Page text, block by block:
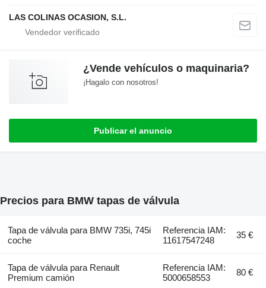
LAS COLINAS OCASION, S.L.
¿Vende vehículos o maquinaria?
¡Hagalo con nosotros!
Publicar el anuncio
Precios para BMW tapas de válvula
Tapa de válvula para BMW 735i, 745i
coche
Referencia IAM:
11617547248
35 €
Tapa de válvula para Renault
Premium camión
Referencia IAM:
5000658553
80 €